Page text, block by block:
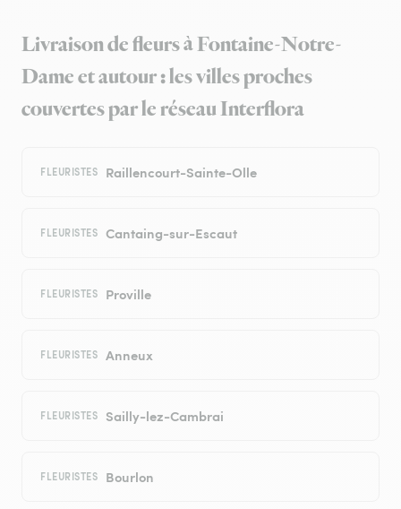
Livraison de fleurs à Fontaine-Notre-
Dame et autour : les villes proches
couvertes par le réseau Interflora
FLEURISTES Raillencourt-Sainte-Olle
FLEURISTES Cantaing-sur-Escaut
FLEURISTES Proville
FLEURISTES Anneux
FLEURISTES Sailly-lez-Cambrai
FLEURISTES Bourlon